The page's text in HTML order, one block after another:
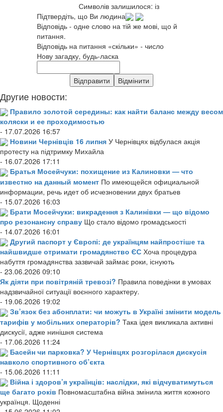
Символів залишилося: із
Підтвердіть, що Ви людина
Відповідь - одне слово на тій же мові, що й
питання.
Відповідь на питання «скільки» - число
Нову загадку, будь-ласка
Другие новости:
Правило золотой середины: как найти баланс между весом
коляски и ее проходимостью
- 17.07.2026 16:57
Новини Чернівців 16 липня У Чернівцях відбулася акція
протесту на підтримку Михайла
- 16.07.2026 17:11
Братья Мосейчуки: похищение из Калиновки — что
известно на данный момент По имеющейся официальной
информации, речь идет об исчезновении двух братьев
- 15.07.2026 16:03
Брати Мосейчуки: викрадення з Калинівки — що відомо
про резонансну справу Що стало відомо громадськості
- 14.07.2026 16:01
Другий паспорт у Європі: де українцям найпростіше та
найшвидше отримати громадянство ЄС Хоча процедура
набуття громадянства зазвичай займає роки, існують
- 23.06.2026 09:10
Як діяти при повітряній тревозі? Правила поведінки в умовах
надзвичайної ситуації воєнного характеру.
- 19.06.2026 19:02
Зв’язок без абонплати: чи можуть в Україні змінити модель
тарифів у мобільних операторів? Така ідея викликала активні
дискусії, адже нинішня система
- 17.06.2026 11:24
Басейн чи парковка? У Чернівцях розгорілася дискусія
навколо спортивного об’єкта
- 15.06.2026 11:11
Війна і здоров’я українців: наслідки, які відчуватимуться
ще багато років Повномасштабна війна змінила життя кожного
українця. Щоденні